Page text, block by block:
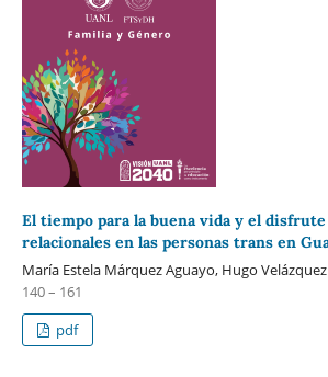
El tiempo para la buena vida y el
relacionales en las personas trans en
María Estela Márquez Aguayo, Hugo
140 – 161
pdf